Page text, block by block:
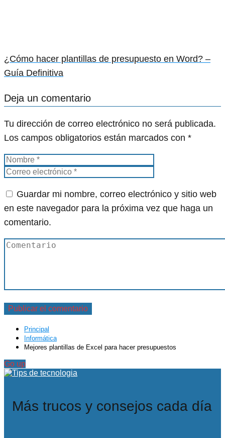
¿Cómo hacer plantillas de presupuesto en Word? –
Guía Definitiva
Deja un comentario
Tu dirección de correo electrónico no será publicada.
Los campos obligatorios están marcados con *
Guardar mi nombre, correo electrónico y sitio web
en este navegador para la próxima vez que haga un
comentario.
Principal
Informática
Mejores plantillas de Excel para hacer presupuestos
Go up
Más trucos y consejos cada día